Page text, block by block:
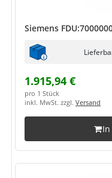
Siemens
1.915,94 €
pro 1 Stück
inkl. MwSt. zzgl. Versand